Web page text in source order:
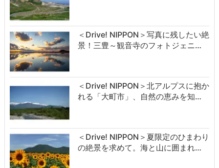
＜Drive! NIPPON＞写真に残したい絶
景！三豊～観音寺のフォトジェニ…
＜Drive! NIPPON＞北アルプスに抱か
れる「大町市」、自然の恵みを知…
＜Drive! NIPPON＞夏限定のひまわり
の絶景を求めて。海と山に囲まれ…